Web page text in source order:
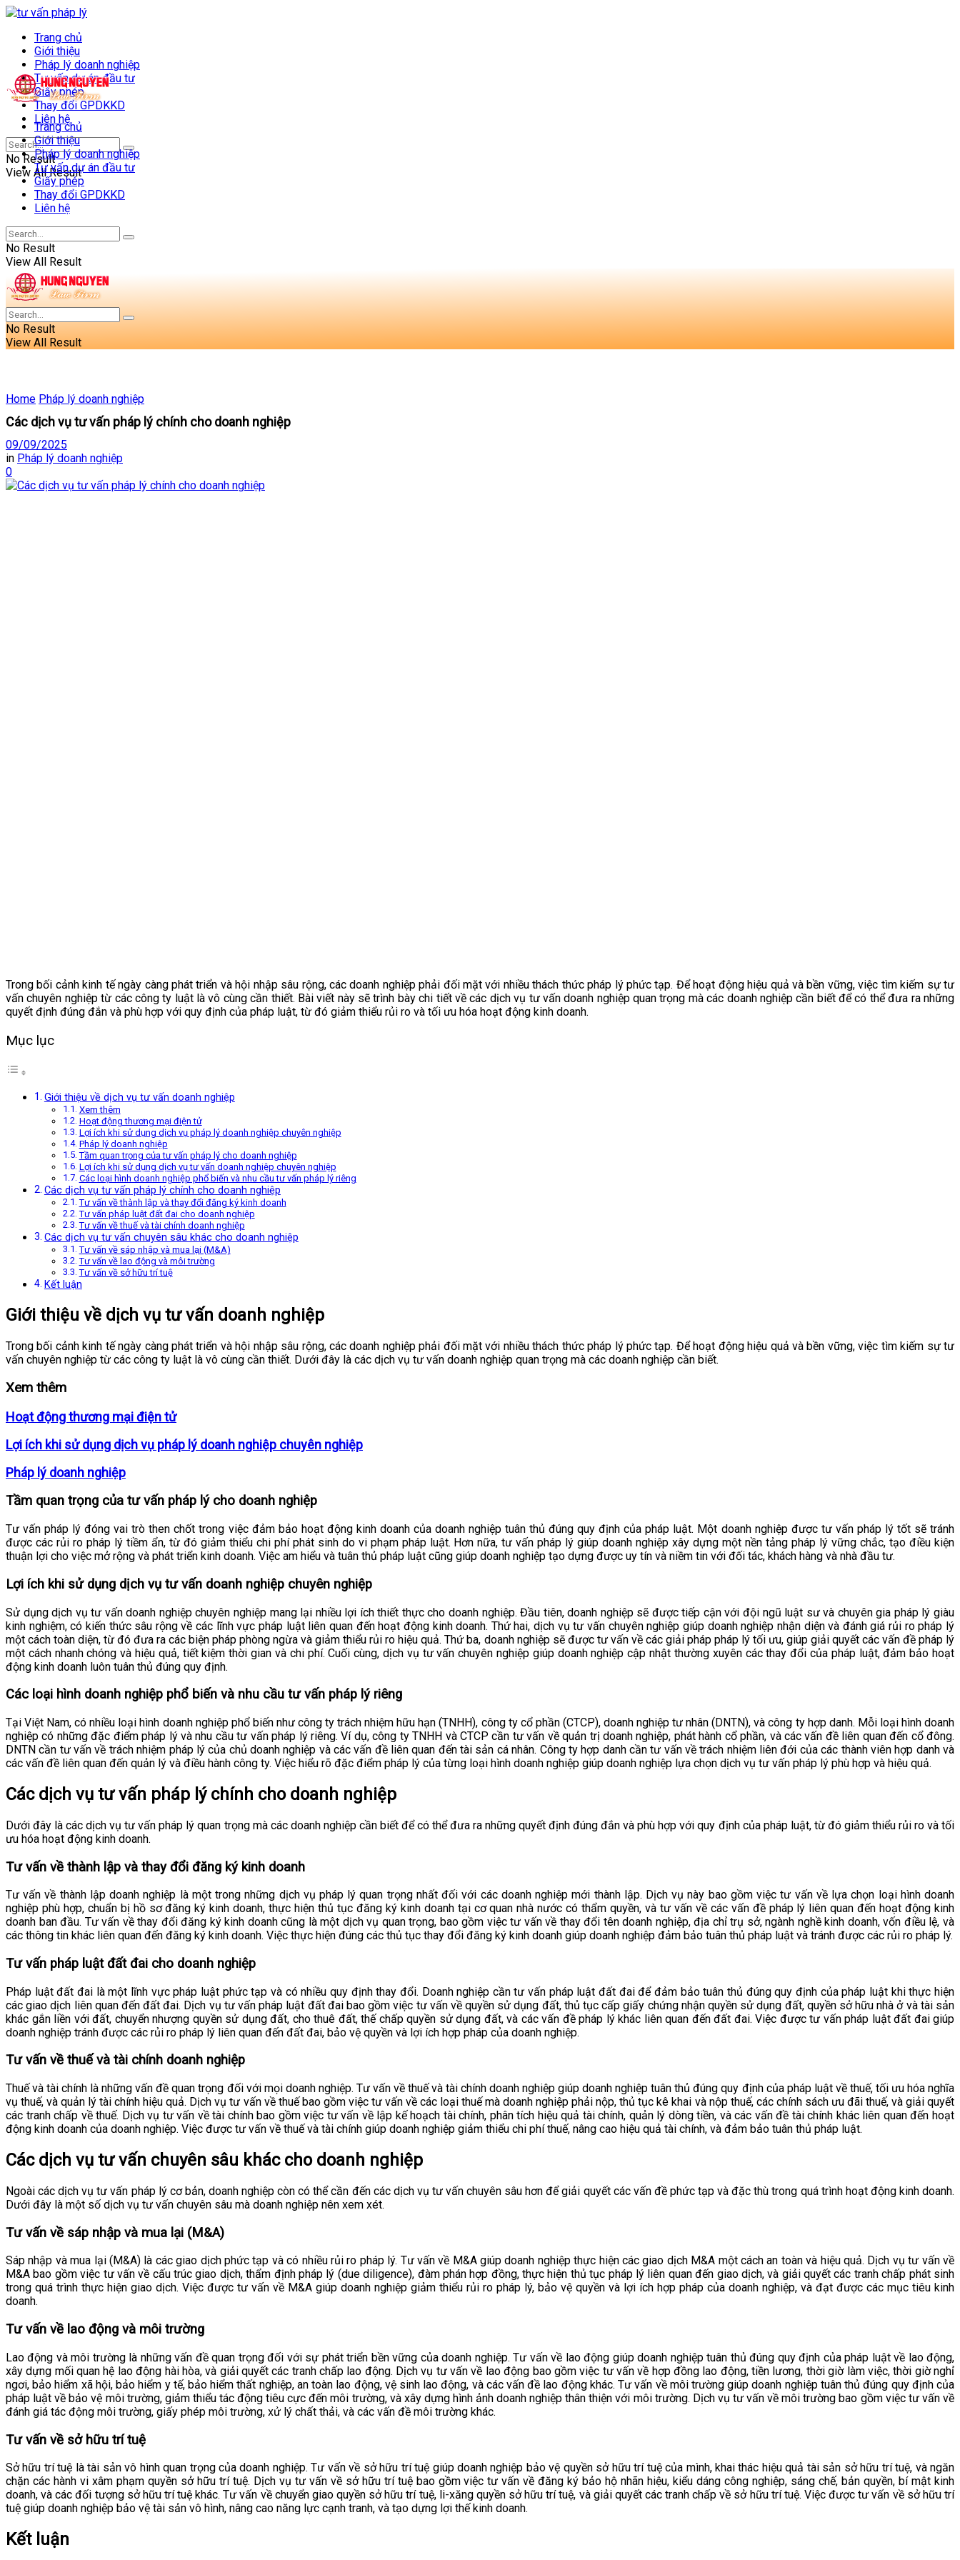
Trang chủ
Giới thiệu
Pháp lý doanh nghiệp
Tư vấn dự án đầu tư
Giấy phép
Thay đổi GPDKKD
Liên hệ
No Result
View All Result
Trang chủ
Giới thiệu
Pháp lý doanh nghiệp
Tư vấn dự án đầu tư
Giấy phép
Thay đổi GPDKKD
Liên hệ
No Result
View All Result
No Result
View All Result
Home Pháp lý doanh nghiệp
Các dịch vụ tư vấn pháp lý chính cho doanh nghiệp
09/09/2025
in Pháp lý doanh nghiệp
0
Trong bối cảnh kinh tế ngày càng phát triển và hội nhập sâu rộng, các doanh nghiệp phải đối mặt với nhiều thách thức pháp lý phức tạp. Để hoạt động hiệu quả và bền vững, việc tìm kiếm sự tư
vấn chuyên nghiệp từ các công ty luật là vô cùng cần thiết. Bài viết này sẽ trình bày chi tiết về các dịch vụ tư vấn doanh nghiệp quan trọng mà các doanh nghiệp cần biết để có thể đưa ra những
quyết định đúng đắn và phù hợp với quy định của pháp luật, từ đó giảm thiểu rủi ro và tối ưu hóa hoạt động kinh doanh.
Mục lục
Giới thiệu về dịch vụ tư vấn doanh nghiệp
Xem thêm
Hoạt động thương mại điện tử
Lợi ích khi sử dụng dịch vụ pháp lý doanh nghiệp chuyên nghiệp
Pháp lý doanh nghiệp
Tầm quan trọng của tư vấn pháp lý cho doanh nghiệp
Lợi ích khi sử dụng dịch vụ tư vấn doanh nghiệp chuyên nghiệp
Các loại hình doanh nghiệp phổ biến và nhu cầu tư vấn pháp lý riêng
Các dịch vụ tư vấn pháp lý chính cho doanh nghiệp
Tư vấn về thành lập và thay đổi đăng ký kinh doanh
Tư vấn pháp luật đất đai cho doanh nghiệp
Tư vấn về thuế và tài chính doanh nghiệp
Các dịch vụ tư vấn chuyên sâu khác cho doanh nghiệp
Tư vấn về sáp nhập và mua lại (M&A)
Tư vấn về lao động và môi trường
Tư vấn về sở hữu trí tuệ
Kết luận
Giới thiệu về dịch vụ tư vấn doanh nghiệp
Trong bối cảnh kinh tế ngày càng phát triển và hội nhập sâu rộng, các doanh nghiệp phải đối mặt với nhiều thách thức pháp lý phức tạp. Để hoạt động hiệu quả và bền vững, việc tìm kiếm sự tư
vấn chuyên nghiệp từ các công ty luật là vô cùng cần thiết. Dưới đây là các dịch vụ tư vấn doanh nghiệp quan trọng mà các doanh nghiệp cần biết.
Xem thêm
Hoạt động thương mại điện tử
Lợi ích khi sử dụng dịch vụ pháp lý doanh nghiệp chuyên nghiệp
Pháp lý doanh nghiệp
Tầm quan trọng của tư vấn pháp lý cho doanh nghiệp
Tư vấn pháp lý đóng vai trò then chốt trong việc đảm bảo hoạt động kinh doanh của doanh nghiệp tuân thủ đúng quy định của pháp luật. Một doanh nghiệp được tư vấn pháp lý tốt sẽ tránh
được các rủi ro pháp lý tiềm ẩn, từ đó giảm thiểu chi phí phát sinh do vi phạm pháp luật. Hơn nữa, tư vấn pháp lý giúp doanh nghiệp xây dựng một nền tảng pháp lý vững chắc, tạo điều kiện
thuận lợi cho việc mở rộng và phát triển kinh doanh. Việc am hiểu và tuân thủ pháp luật cũng giúp doanh nghiệp tạo dựng được uy tín và niềm tin với đối tác, khách hàng và nhà đầu tư.
Lợi ích khi sử dụng dịch vụ tư vấn doanh nghiệp chuyên nghiệp
Sử dụng dịch vụ tư vấn doanh nghiệp chuyên nghiệp mang lại nhiều lợi ích thiết thực cho doanh nghiệp. Đầu tiên, doanh nghiệp sẽ được tiếp cận với đội ngũ luật sư và chuyên gia pháp lý giàu
kinh nghiệm, có kiến thức sâu rộng về các lĩnh vực pháp luật liên quan đến hoạt động kinh doanh. Thứ hai, dịch vụ tư vấn chuyên nghiệp giúp doanh nghiệp nhận diện và đánh giá rủi ro pháp lý
một cách toàn diện, từ đó đưa ra các biện pháp phòng ngừa và giảm thiểu rủi ro hiệu quả. Thứ ba, doanh nghiệp sẽ được tư vấn về các giải pháp pháp lý tối ưu, giúp giải quyết các vấn đề pháp lý
một cách nhanh chóng và hiệu quả, tiết kiệm thời gian và chi phí. Cuối cùng, dịch vụ tư vấn chuyên nghiệp giúp doanh nghiệp cập nhật thường xuyên các thay đổi của pháp luật, đảm bảo hoạt
động kinh doanh luôn tuân thủ đúng quy định.
Các loại hình doanh nghiệp phổ biến và nhu cầu tư vấn pháp lý riêng
Tại Việt Nam, có nhiều loại hình doanh nghiệp phổ biến như công ty trách nhiệm hữu hạn (TNHH), công ty cổ phần (CTCP), doanh nghiệp tư nhân (DNTN), và công ty hợp danh. Mỗi loại hình doanh
nghiệp có những đặc điểm pháp lý và nhu cầu tư vấn pháp lý riêng. Ví dụ, công ty TNHH và CTCP cần tư vấn về quản trị doanh nghiệp, phát hành cổ phần, và các vấn đề liên quan đến cổ đông.
DNTN cần tư vấn về trách nhiệm pháp lý của chủ doanh nghiệp và các vấn đề liên quan đến tài sản cá nhân. Công ty hợp danh cần tư vấn về trách nhiệm liên đới của các thành viên hợp danh và
các vấn đề liên quan đến quản lý và điều hành công ty. Việc hiểu rõ đặc điểm pháp lý của từng loại hình doanh nghiệp giúp doanh nghiệp lựa chọn dịch vụ tư vấn pháp lý phù hợp và hiệu quả.
Các dịch vụ tư vấn pháp lý chính cho doanh nghiệp
Dưới đây là các dịch vụ tư vấn pháp lý quan trọng mà các doanh nghiệp cần biết để có thể đưa ra những quyết định đúng đắn và phù hợp với quy định của pháp luật, từ đó giảm thiểu rủi ro và tối
ưu hóa hoạt động kinh doanh.
Tư vấn về thành lập và thay đổi đăng ký kinh doanh
Tư vấn về thành lập doanh nghiệp là một trong những dịch vụ pháp lý quan trọng nhất đối với các doanh nghiệp mới thành lập. Dịch vụ này bao gồm việc tư vấn về lựa chọn loại hình doanh
nghiệp phù hợp, chuẩn bị hồ sơ đăng ký kinh doanh, thực hiện thủ tục đăng ký kinh doanh tại cơ quan nhà nước có thẩm quyền, và tư vấn về các vấn đề pháp lý liên quan đến hoạt động kinh
doanh ban đầu. Tư vấn về thay đổi đăng ký kinh doanh cũng là một dịch vụ quan trọng, bao gồm việc tư vấn về thay đổi tên doanh nghiệp, địa chỉ trụ sở, ngành nghề kinh doanh, vốn điều lệ, và
các thông tin khác liên quan đến đăng ký kinh doanh. Việc thực hiện đúng các thủ tục thay đổi đăng ký kinh doanh giúp doanh nghiệp đảm bảo tuân thủ pháp luật và tránh được các rủi ro pháp lý.
Tư vấn pháp luật đất đai cho doanh nghiệp
Pháp luật đất đai là một lĩnh vực pháp luật phức tạp và có nhiều quy định thay đổi. Doanh nghiệp cần tư vấn pháp luật đất đai để đảm bảo tuân thủ đúng quy định của pháp luật khi thực hiện
các giao dịch liên quan đến đất đai. Dịch vụ tư vấn pháp luật đất đai bao gồm việc tư vấn về quyền sử dụng đất, thủ tục cấp giấy chứng nhận quyền sử dụng đất, quyền sở hữu nhà ở và tài sản
khác gắn liền với đất, chuyển nhượng quyền sử dụng đất, cho thuê đất, thế chấp quyền sử dụng đất, và các vấn đề pháp lý khác liên quan đến đất đai. Việc được tư vấn pháp luật đất đai giúp
doanh nghiệp tránh được các rủi ro pháp lý liên quan đến đất đai, bảo vệ quyền và lợi ích hợp pháp của doanh nghiệp.
Tư vấn về thuế và tài chính doanh nghiệp
Thuế và tài chính là những vấn đề quan trọng đối với mọi doanh nghiệp. Tư vấn về thuế và tài chính doanh nghiệp giúp doanh nghiệp tuân thủ đúng quy định của pháp luật về thuế, tối ưu hóa nghĩa
vụ thuế, và quản lý tài chính hiệu quả. Dịch vụ tư vấn về thuế bao gồm việc tư vấn về các loại thuế mà doanh nghiệp phải nộp, thủ tục kê khai và nộp thuế, các chính sách ưu đãi thuế, và giải quyết
các tranh chấp về thuế. Dịch vụ tư vấn về tài chính bao gồm việc tư vấn về lập kế hoạch tài chính, phân tích hiệu quả tài chính, quản lý dòng tiền, và các vấn đề tài chính khác liên quan đến hoạt
động kinh doanh của doanh nghiệp. Việc được tư vấn về thuế và tài chính giúp doanh nghiệp giảm thiểu chi phí thuế, nâng cao hiệu quả tài chính, và đảm bảo tuân thủ pháp luật.
Các dịch vụ tư vấn chuyên sâu khác cho doanh nghiệp
Ngoài các dịch vụ tư vấn pháp lý cơ bản, doanh nghiệp còn có thể cần đến các dịch vụ tư vấn chuyên sâu hơn để giải quyết các vấn đề phức tạp và đặc thù trong quá trình hoạt động kinh doanh.
Dưới đây là một số dịch vụ tư vấn chuyên sâu mà doanh nghiệp nên xem xét.
Tư vấn về sáp nhập và mua lại (M&A)
Sáp nhập và mua lại (M&A) là các giao dịch phức tạp và có nhiều rủi ro pháp lý. Tư vấn về M&A giúp doanh nghiệp thực hiện các giao dịch M&A một cách an toàn và hiệu quả. Dịch vụ tư vấn về
M&A bao gồm việc tư vấn về cấu trúc giao dịch, thẩm định pháp lý (due diligence), đàm phán hợp đồng, thực hiện thủ tục pháp lý liên quan đến giao dịch, và giải quyết các tranh chấp phát sinh
trong quá trình thực hiện giao dịch. Việc được tư vấn về M&A giúp doanh nghiệp giảm thiểu rủi ro pháp lý, bảo vệ quyền và lợi ích hợp pháp của doanh nghiệp, và đạt được các mục tiêu kinh
doanh.
Tư vấn về lao động và môi trường
Lao động và môi trường là những vấn đề quan trọng đối với sự phát triển bền vững của doanh nghiệp. Tư vấn về lao động giúp doanh nghiệp tuân thủ đúng quy định của pháp luật về lao động,
xây dựng mối quan hệ lao động hài hòa, và giải quyết các tranh chấp lao động. Dịch vụ tư vấn về lao động bao gồm việc tư vấn về hợp đồng lao động, tiền lương, thời giờ làm việc, thời giờ nghỉ
ngơi, bảo hiểm xã hội, bảo hiểm y tế, bảo hiểm thất nghiệp, an toàn lao động, vệ sinh lao động, và các vấn đề lao động khác. Tư vấn về môi trường giúp doanh nghiệp tuân thủ đúng quy định của
pháp luật về bảo vệ môi trường, giảm thiểu tác động tiêu cực đến môi trường, và xây dựng hình ảnh doanh nghiệp thân thiện với môi trường. Dịch vụ tư vấn về môi trường bao gồm việc tư vấn về
đánh giá tác động môi trường, giấy phép môi trường, xử lý chất thải, và các vấn đề môi trường khác.
Tư vấn về sở hữu trí tuệ
Sở hữu trí tuệ là tài sản vô hình quan trọng của doanh nghiệp. Tư vấn về sở hữu trí tuệ giúp doanh nghiệp bảo vệ quyền sở hữu trí tuệ của mình, khai thác hiệu quả tài sản sở hữu trí tuệ, và ngăn
chặn các hành vi xâm phạm quyền sở hữu trí tuệ. Dịch vụ tư vấn về sở hữu trí tuệ bao gồm việc tư vấn về đăng ký bảo hộ nhãn hiệu, kiểu dáng công nghiệp, sáng chế, bản quyền, bí mật kinh
doanh, và các đối tượng sở hữu trí tuệ khác. Tư vấn về chuyển giao quyền sở hữu trí tuệ, li-xăng quyền sở hữu trí tuệ, và giải quyết các tranh chấp về sở hữu trí tuệ. Việc được tư vấn về sở hữu trí
tuệ giúp doanh nghiệp bảo vệ tài sản vô hình, nâng cao năng lực cạnh tranh, và tạo dựng lợi thế kinh doanh.
Kết luận